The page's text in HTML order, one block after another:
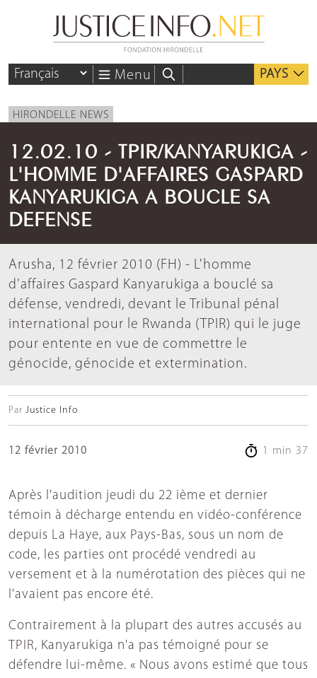
Menu PAYS
HIRONDELLE NEWS
12.02.10 - TPIR/KANYARUKIGA -
L'HOMME D'AFFAIRES GASPARD
KANYARUKIGA A BOUCLE SA
DEFENSE
Arusha, 12 février 2010 (FH) - L'homme
d'affaires Gaspard Kanyarukiga a bouclé sa
défense, vendredi, devant le Tribunal pénal
international pour le Rwanda (TPIR) qui le juge
pour entente en vue de commettre le
génocide, génocide et extermination.
Par Justice Info
12 février 2010 1 min 37
Après l'audition jeudi du 22 ième et dernier
témoin à décharge entendu en vidéo-conférence
depuis La Haye, aux Pays-Bas, sous un nom de
code, les parties ont procédé vendredi au
versement et à la numérotation des pièces qui ne
l'avaient pas encore été.
Contrairement à la plupart des autres accusés au
TPIR, Kanyarukiga n'a pas témoigné pour se
défendre lui-même. « Nous avons estimé que tous